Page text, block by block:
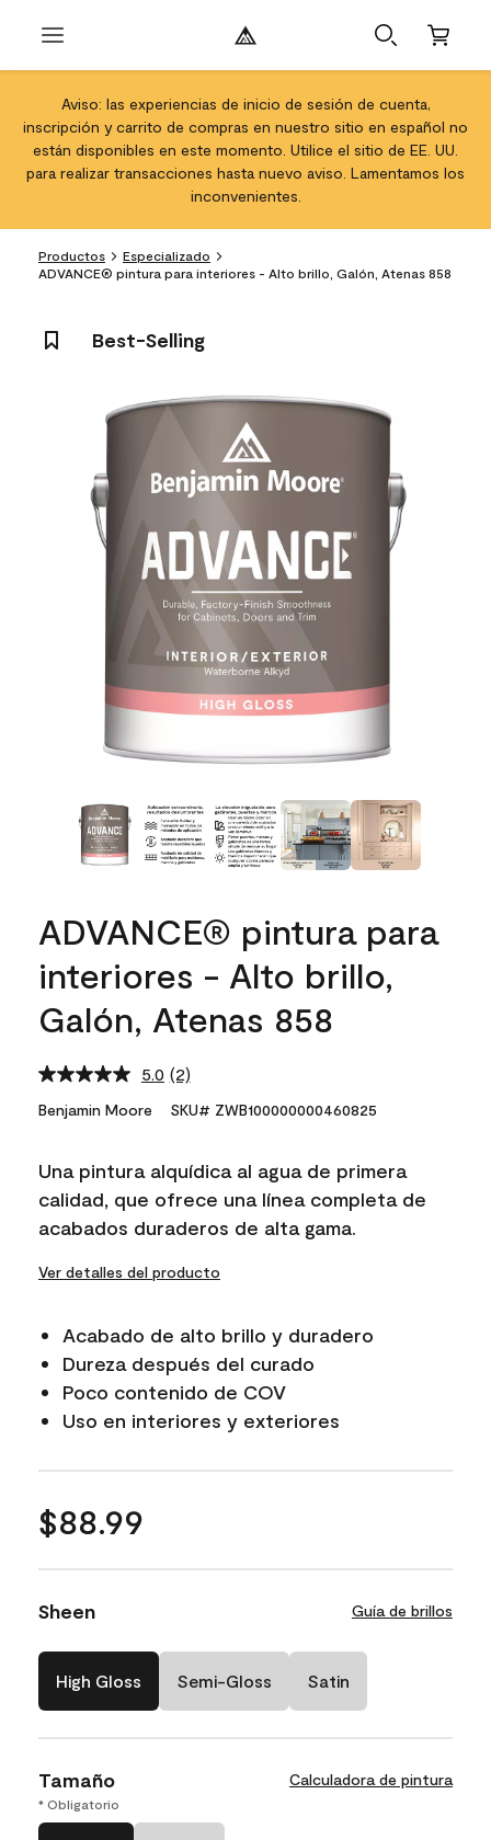
Aviso: las experiencias de inicio de sesión de cuenta,
inscripción y carrito de compras en nuestro sitio en español no
están disponibles en este momento. Utilice el sitio de EE. UU.
para realizar transacciones hasta nuevo aviso. Lamentamos los
inconvenientes.
Productos
Especializado
ADVANCE® pintura para interiores - Alto brillo, Galón, Atenas 858
Best-Selling
ADVANCE® pintura para
interiores - Alto brillo,
Galón, Atenas 858
5.0 Read
2
Reviews.
link.
(2)
Benjamin Moore SKU# ZWB100000000460825
Una pintura alquídica al agua de primera
calidad, que ofrece una línea completa de
acabados duraderos de alta gama.
Ver detalles del producto
Acabado de alto brillo y duradero
Dureza después del curado
Poco contenido de COV
Uso en interiores y exteriores
$88.99
Sheen Guía de brillos
High Gloss Semi-Gloss Satin
Tamaño Calculadora de pintura
* Obligatorio